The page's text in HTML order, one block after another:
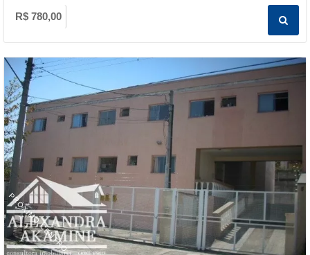
R$ 780,00
PRÓXIMO CENTRO